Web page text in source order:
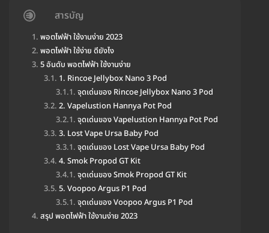
สารบัญ
พอตไฟฟ้า ใช้งานง่าย 2023
พอตไฟฟ้า ใช้ง่าย ดียังไง
5 อันดับ พอตไฟฟ้า ใช้งานง่าย
1. Rincoe Jellybox Nano 3 Pod
จุดเด่นของ Rincoe Jellybox Nano 3 Pod
2. Vapelustion Hannya Pot Pod
จุดเด่นของ Vapelustion Hannya Pot Pod
3. Lost Vape Ursa Baby Pod
จุดเด่นของ Lost Vape Ursa Baby Pod
4. Smok Propod GT Kit
จุดเด่นของ Smok Propod GT Kit
5. Voopoo Argus P1 Pod
จุดเด่นของ Voopoo Argus P1 Pod
สรุป พอตไฟฟ้า ใช้งานง่าย 2023